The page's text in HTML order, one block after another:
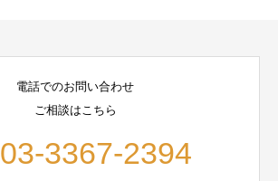
電話でのお問い合わせ
ご相談はこちら
03-3367-2394